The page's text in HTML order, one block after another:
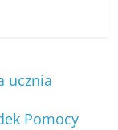
ucznia
Pomocy